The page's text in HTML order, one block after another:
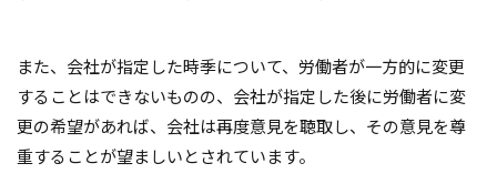
また、会社が指定した時季について、労働者が一方的に変更
することはできないものの、会社が指定した後に労働者に変
更の希望があれば、会社は再度意見を聴取し、その意見を尊
重することが望ましいとされています。